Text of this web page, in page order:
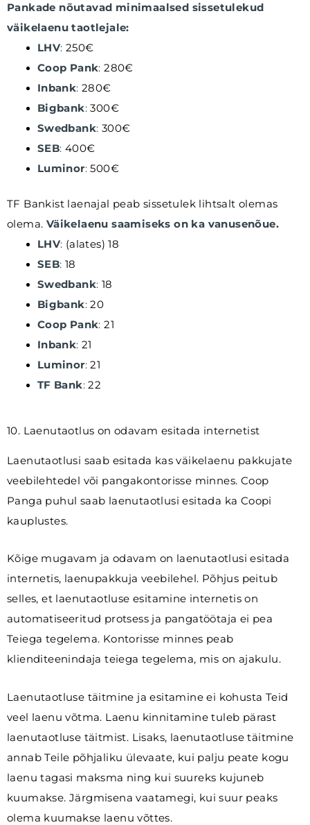
Pankade nõutavad minimaalsed sissetulekud
väikelaenu taotlejale:
LHV: 250€
Coop Pank: 280€
Inbank: 280€
Bigbank:300€
Swedbank: 300€
SEB: 400€
Luminor:500€
TF Bankist laenajal peab sissetulek lihtsalt olemas
olema. Väikelaenu saamiseks on ka vanusenõue.
LHV: (alates) 18
SEB: 18
Swedbank: 18
Bigbank:20
Coop Pank: 21
Inbank: 21
Luminor:21
TF Bank:22
10. Laenutaotlus on odavam esitada internetist
Laenutaotlusi saab esitada kas väikelaenu pakkujate
veebilehtedel või pangakontorisse minnes. Coop
Panga puhul saab laenutaotlusi esitada ka Coopi
kauplustes.
Kõige mugavam ja odavam on laenutaotlusi esitada
internetis, laenupakkuja veebilehel. Põhjus peitub
selles, et laenutaotluse esitamine internetis on
automatiseeritud protsess ja pangatöötaja ei pea
Teiega tegelema. Kontorisse minnes peab
klienditeenindaja teiega tegelema, mis on ajakulu.
Laenutaotluse täitmine ja esitamine ei kohusta Teid
veel laenu võtma. Laenu kinnitamine tuleb pärast
laenutaotluse täitmist. Lisaks, laenutaotluse täitmine
annab Teile põhjaliku ülevaate, kui palju peate kogu
laenu tagasi maksma ning kui suureks kujuneb
kuumakse. Järgmisena vaatamegi, kui suur peaks
olema kuumakse laenu võttes.